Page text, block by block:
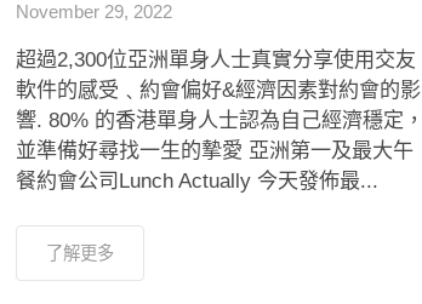
November 29, 2022
超過2,300位亞洲單身人士真實分享使用交友
軟件的感受﹑約會偏好&經濟因素對約會的影
響. 80% 的香港單身人士認為自己經濟穩定，
並準備好尋找一生的摯愛 亞洲第一及最大午
餐約會公司Lunch Actually 今天發佈最...
了解更多